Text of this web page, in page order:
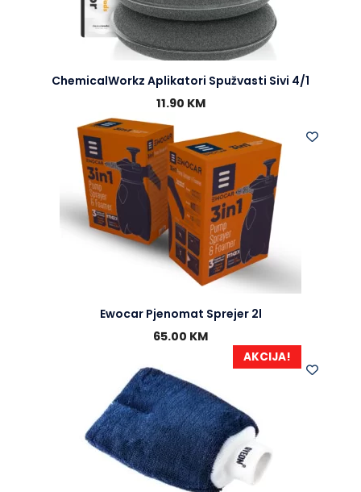
ChemicalWorkz Aplikatori Spužvasti Sivi 4/1
11.90 KM
Ewocar Pjenomat Sprejer 2l
65.00 KM
AKCIJA!